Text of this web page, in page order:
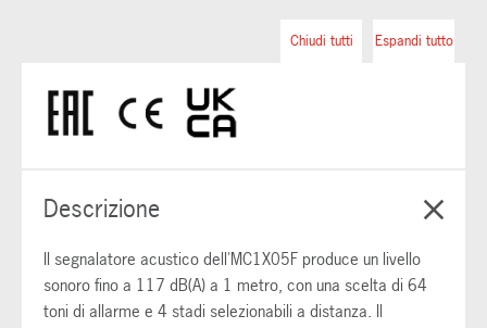
Espandi tutto
Chiudi tutti
Descrizione
Il segnalatore acustico dell'MC1X05F produce un livello
sonoro fino a 117 dB(A) a 1 metro, con una scelta di 64
toni di allarme e 4 stadi selezionabili a distanza. Il